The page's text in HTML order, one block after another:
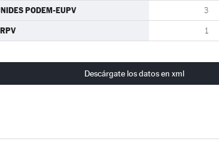
PODEM-EUPV 3
1
Descárgate los datos en xml